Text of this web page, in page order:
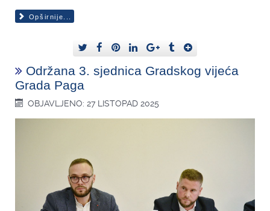
Opširnije...
Održana 3. sjednica Gradskog vijeća
Grada Paga
OBJAVLJENO: 27 LISTOPAD 2025